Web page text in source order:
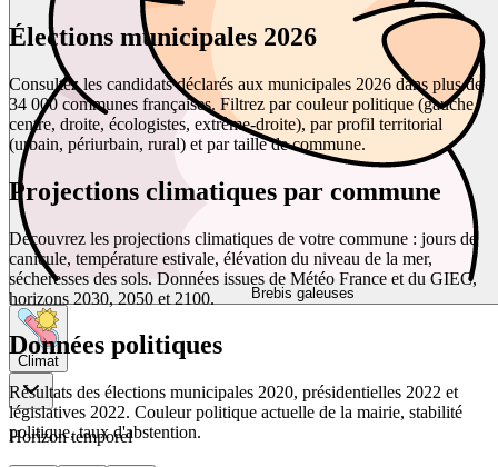
Brebis galeuses
Climat
Horizon temporel
Élections municipales 2026
Consultez les candidats déclarés aux municipales 2026 dans plus de
34 000 communes françaises. Filtrez par couleur politique (gauche,
centre, droite, écologistes, extrême-droite), par profil territorial
(urbain, périurbain, rural) et par taille de commune.
Projections climatiques par commune
Découvrez les projections climatiques de votre commune : jours de
canicule, température estivale, élévation du niveau de la mer,
sécheresses des sols. Données issues de Météo France et du GIEC,
horizons 2030, 2050 et 2100.
Données politiques
Résultats des élections municipales 2020, présidentielles 2022 et
législatives 2022. Couleur politique actuelle de la mairie, stabilité
politique, taux d'abstention.